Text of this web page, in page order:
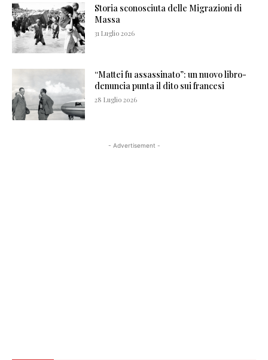
Storia sconosciuta delle Migrazioni di
Massa
31 Luglio 2026
“Mattei fu assassinato”: un nuovo libro-
denuncia punta il dito sui francesi
28 Luglio 2026
- Advertisement -